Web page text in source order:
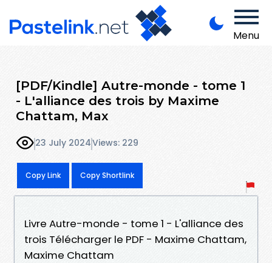
Menu
[PDF/Kindle] Autre-monde - tome 1
- L'alliance des trois by Maxime
Chattam, Max
23 July 2024Views: 229
Copy Link Copy Shortlink
Livre Autre-monde - tome 1 - L'alliance des
trois Télécharger le PDF - Maxime Chattam,
Maxime Chattam